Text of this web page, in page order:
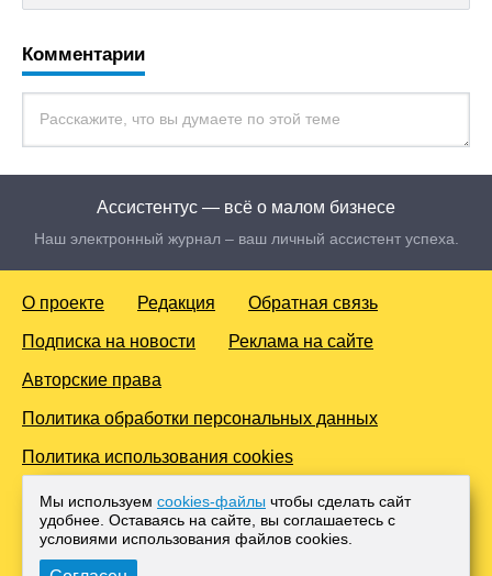
Комментарии
Ассистентус — всё о малом бизнесе
Наш электронный журнал – ваш личный ассистент успеха.
О проекте Редакция Обратная связь
Подписка на новости Реклама на сайте
Авторские права
Политика обработки персональных данных
Политика использования cookies
© 2016-2026 Все права защищены. Для лиц старше 18 лет.
Любое копирование материалов и тиражирование в сети
Интернет, либо печатных изданиях без согласования с
Администрацией проекта, преследуется законом.
Мы используем cookies-файлы чтобы сделать сайт
удобнее. Оставаясь на сайте, вы соглашаетесь с
условиями использования файлов cооkies.